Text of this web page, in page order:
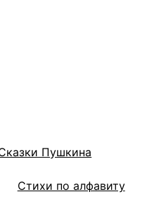
Пушкина
Стихи по алфавиту